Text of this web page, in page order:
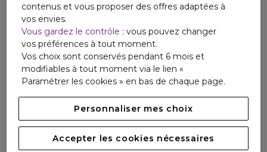
contenus et vous proposer des offres adaptées à
vos envies.
Vous gardez le contrôle : vous pouvez changer
vos préférences à tout moment.
Vos choix sont conservés pendant 6 mois et
modifiables à tout moment via le lien «
Paramétrer les cookies » en bas de chaque page.
Personnaliser mes choix
Accepter les cookies nécessaires